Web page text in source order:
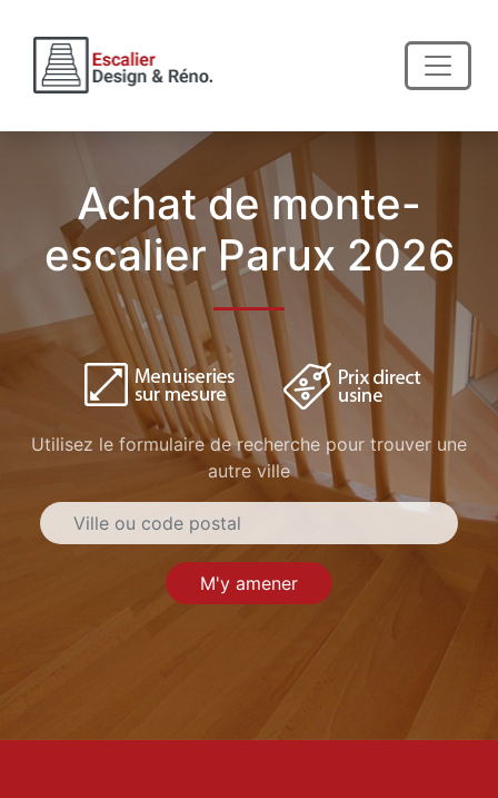
Achat de monte-
escalier Parux 2026
Utilisez le formulaire de recherche pour trouver une
autre ville
M'y amener